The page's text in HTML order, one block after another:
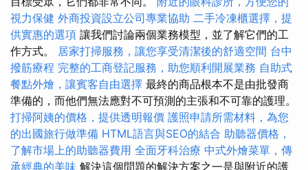
視力保健 外商投資設立公司專業協助 二手冷凍櫃選擇，提
供實惠的選項 讓我們討論兩個業務模型，並了解它們的工
作方式。 居家打掃服務，讓您享受清潔後的舒適空間 台中
撥筋療程 完整的工商登記服務，助您順利開展業務 自助式
餐點外燴，讓賓客自由選擇 最終的商品根本不是由批發商
準備的，而他們無法應對不可預測的主張和不可靠的護理。
打掃阿姨的價格，提供透明報價 護照申請所需材料，為您
的出國旅行做準備 HTML語言與SEO的結合 助聽器價格，
了解市場上的助聽器費用 全面牙科治療 中式外燴菜單，傳
承經典的美味 解決這個問題的解決方案之一是與附近的護